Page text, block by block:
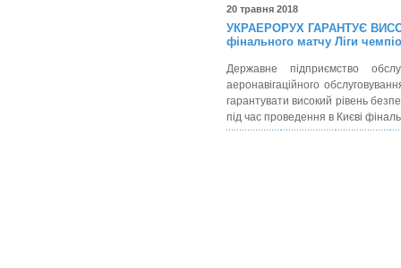
20 травня 2018
УКРАЕРОРУХ ГАРАНТУЄ
фінального матчу Ліги
Державне підприємство
аеронавігаційного
гарантувати високий рівень
під час проведення в Києві